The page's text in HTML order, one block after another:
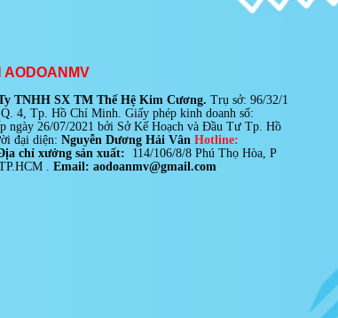
AODOANMV
TNHH SX TM Thế Hệ Kim Cương. Trụ sở: 96/32/1
4, Tp. Hồ Chí Minh. Giấy phép kinh doanh số:
ngày 26/07/2021 bởi Sở Kế Hoạch và Đầu Tư Tp. Hồ
đại diện: Nguyễn Dương Hải Vân Hotline:
chỉ xưởng sản xuất: 114/106/8/8 Phú Thọ Hòa, P
. Email: aodoanmv@gmail.com